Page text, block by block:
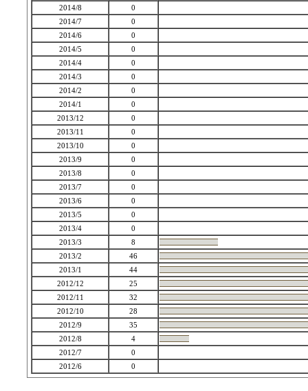
2014/8
0
2014/7
0
2014/6
0
2014/5
0
2014/4
0
2014/3
0
2014/2
0
2014/1
0
2013/12
0
2013/11
0
2013/10
0
2013/9
0
2013/8
0
2013/7
0
2013/6
0
2013/5
0
2013/4
0
2013/3
8
2013/2
46
2013/1
44
2012/12
25
2012/11
32
2012/10
28
2012/9
35
2012/8
4
2012/7
0
2012/6
0